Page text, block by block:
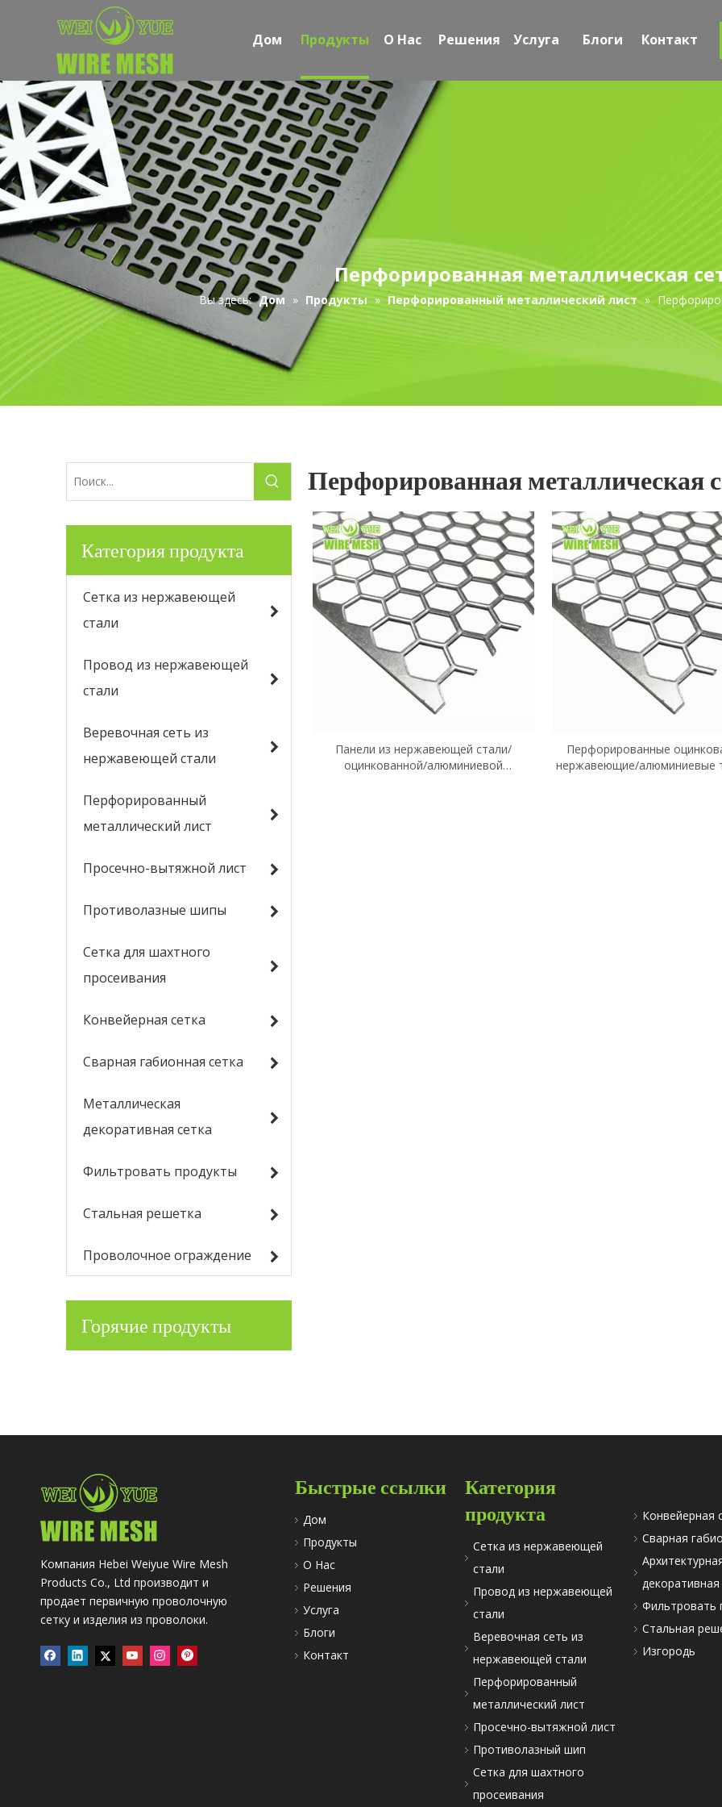
Дом Продукты О Hac Решения Услуга Блоги Контакт
Перфорированная металлическая
Вы здесь: Дом » Продукты » Перфорированный металлический лист »
Категория продукта
Сетка из нержавеющей
стали
Провод из нержавеющей
стали
Веревочная сеть из
нержавеющей стали
Перфорированный
металлический лист
Просечно-вытяжной лист
Противолазные шипы
Сетка для шахтного
просеивания
Конвейерная сетка
Сварная габионная сетка
Металлическая
декоративная сетка
Фильтровать продукты
Стальная решетка
Проволочное ограждение
Горячие продукты
Перфорированная металлическая
Панели из нержавеющей стали/
оцинкованной/алюминиевой
Перфорированные
нержавеющие/алюминиевые
Компания Hebei Weiyue Wire Mesh
Products Co., Ltd производит и
продает первичную проволочную
сетку и изделия из проволоки.
Быстрые ссылки
Дом
Продукты
О Hac
Решения
Услуга
Блоги
Контакт
Категория
продукта
Сетка из нержавеющей
стали
Провод из нержавеющей
стали
Веревочная сеть из
нержавеющей стали
Перфорированный
металлический лист
Просечно-вытяжной лист
Противолазный шип
Сетка для шахтного
просеивания
Конвейерная
Сварная
декоративная
Фильтровать
Стальная
Изгородь